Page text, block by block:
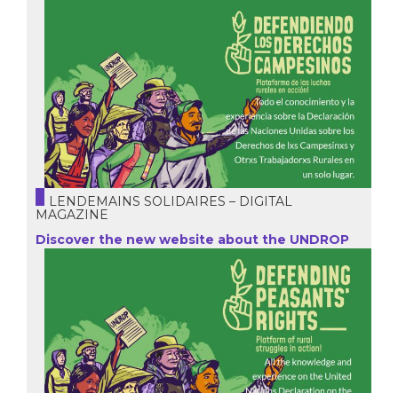
LENDEMAINS SOLIDAIRES – DIGITAL
MAGAZINE
Discover the new website about the UNDROP